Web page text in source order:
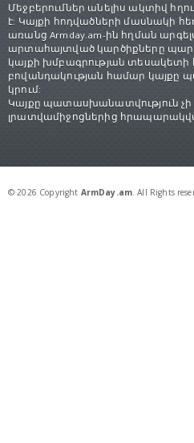
Մեջբերումներ անելիս ակտիվ
է: Կայքի հոդվածների մասնակի
առանց Armday.am-ին հղման
արտահայտված կարծիքները
կայքի խմբագրության տեսակետի
բովանդակության համար կայքը
կրում:
Կայքը պատասխանատվություն չի
լրատվամիջոցներից
© 2026 Copyright ArmDay.am . All Rights